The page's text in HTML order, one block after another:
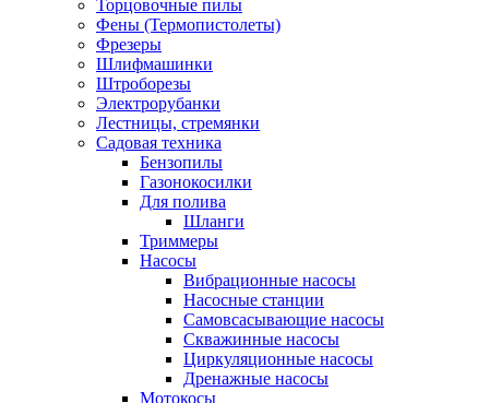
Торцовочные пилы
Фены (Термопистолеты)
Фрезеры
Шлифмашинки
Штроборезы
Электрорубанки
Лестницы, стремянки
Садовая техника
Бензопилы
Газонокосилки
Для полива
Шланги
Триммеры
Насосы
Вибрационные насосы
Насосные станции
Самовсасывающие насосы
Скважинные насосы
Циркуляционные насосы
Дренажные насосы
Мотокосы